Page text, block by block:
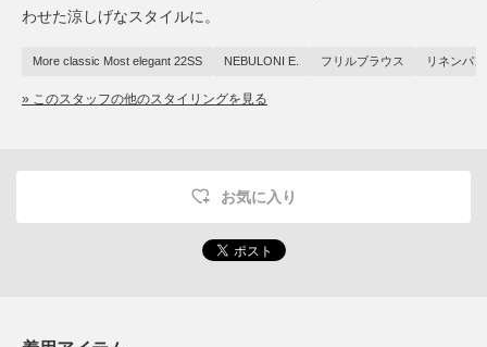
わせた涼しげなスタイルに。
More classic Most elegant 22SS NEBULONI E. フリルブラウス リネンパ
» このスタッフの他のスタイリングを見る
お気に入り